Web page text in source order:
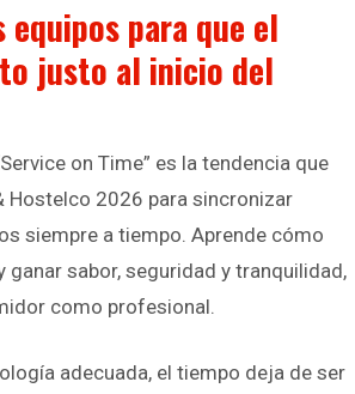
para que el
justo al inicio del
on Time” es la tendencia que
Hostelco 2026 para sincronizar
siempre a tiempo. Aprende cómo
ganar sabor, seguridad y tranquilidad,
como profesional.
adecuada, el tiempo deja de ser